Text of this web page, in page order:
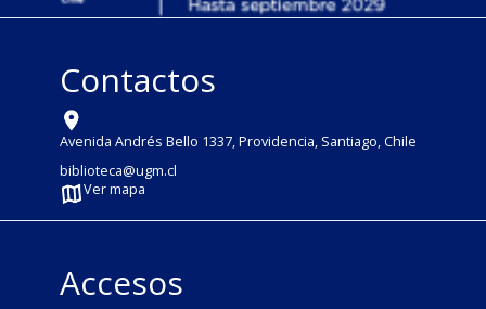
Contactos
Avenida Andrés Bello 1337, Providencia, Santiago, Chile
biblioteca@ugm.cl
Ver mapa
Accesos